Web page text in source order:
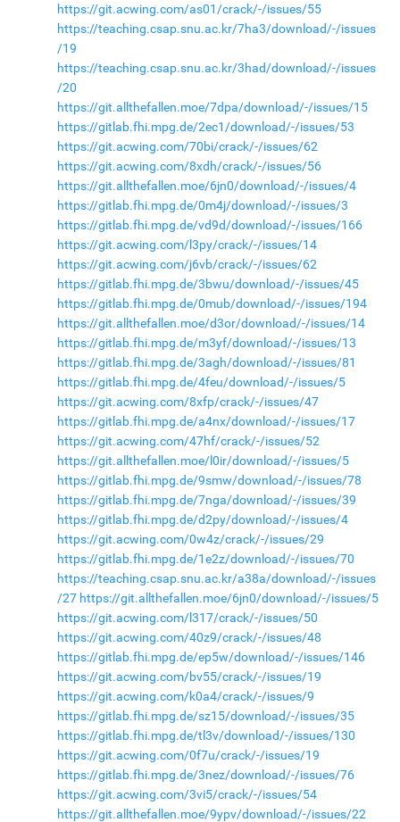
https://git.acwing.com/as01/crack/-/issues/55
https://teaching.csap.snu.ac.kr/7ha3/download/-/issues
/19
https://teaching.csap.snu.ac.kr/3had/download/-/issues
/20
https://git.allthefallen.moe/7dpa/download/-/issues/15
https://gitlab.fhi.mpg.de/2ec1/download/-/issues/53
https://git.acwing.com/70bi/crack/-/issues/62
https://git.acwing.com/8xdh/crack/-/issues/56
https://git.allthefallen.moe/6jn0/download/-/issues/4
https://gitlab.fhi.mpg.de/0m4j/download/-/issues/3
https://gitlab.fhi.mpg.de/vd9d/download/-/issues/166
https://git.acwing.com/l3py/crack/-/issues/14
https://git.acwing.com/j6vb/crack/-/issues/62
https://gitlab.fhi.mpg.de/3bwu/download/-/issues/45
https://gitlab.fhi.mpg.de/0mub/download/-/issues/194
https://git.allthefallen.moe/d3or/download/-/issues/14
https://gitlab.fhi.mpg.de/m3yf/download/-/issues/13
https://gitlab.fhi.mpg.de/3agh/download/-/issues/81
https://gitlab.fhi.mpg.de/4feu/download/-/issues/5
https://git.acwing.com/8xfp/crack/-/issues/47
https://gitlab.fhi.mpg.de/a4nx/download/-/issues/17
https://git.acwing.com/47hf/crack/-/issues/52
https://git.allthefallen.moe/l0ir/download/-/issues/5
https://gitlab.fhi.mpg.de/9smw/download/-/issues/78
https://gitlab.fhi.mpg.de/7nga/download/-/issues/39
https://gitlab.fhi.mpg.de/d2py/download/-/issues/4
https://git.acwing.com/0w4z/crack/-/issues/29
https://gitlab.fhi.mpg.de/1e2z/download/-/issues/70
https://teaching.csap.snu.ac.kr/a38a/download/-/issues
/27 https://git.allthefallen.moe/6jn0/download/-/issues/5
https://git.acwing.com/l317/crack/-/issues/50
https://git.acwing.com/40z9/crack/-/issues/48
https://gitlab.fhi.mpg.de/ep5w/download/-/issues/146
https://git.acwing.com/bv55/crack/-/issues/19
https://git.acwing.com/k0a4/crack/-/issues/9
https://gitlab.fhi.mpg.de/sz15/download/-/issues/35
https://gitlab.fhi.mpg.de/tl3v/download/-/issues/130
https://git.acwing.com/0f7u/crack/-/issues/19
https://gitlab.fhi.mpg.de/3nez/download/-/issues/76
https://git.acwing.com/3vi5/crack/-/issues/54
https://git.allthefallen.moe/9ypv/download/-/issues/22